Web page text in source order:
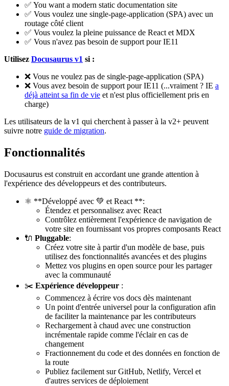
✅ You want a modern static documentation site
✅ Vous voulez une single-page-application (SPA) avec un
routage côté client
✅ Vous voulez la pleine puissance de React et MDX
✅ Vous n'avez pas besoin de support pour IE11
Utilisez Docusaurus v1 si :
❌ Vous ne voulez pas de single-page-application (SPA)
❌ Vous avez besoin de support pour IE11 (...vraiment ? IE a
déjà atteint sa fin de vie et n'est plus officiellement pris en
charge)
Les utilisateurs de la v1 qui cherchent à passer à la v2+ peuvent
suivre notre guide de migration.
Fonctionnalités
Docusaurus est construit en accordant une grande attention à
l'expérience des développeurs et des contributeurs.
⚛️ **Développé avec 💚 et React **:
Étendez et personnalisez avec React
Contrôlez entièrement l'expérience de navigation de
votre site en fournissant vos propres composants React
🔌 Pluggable:
Créez votre site à partir d'un modèle de base, puis
utilisez des fonctionnalités avancées et des plugins
Mettez vos plugins en open source pour les partager
avec la communauté
✂️ Expérience développeur :
Commencez à écrire vos docs dès maintenant
Un point d'entrée universel pour la configuration afin
de faciliter la maintenance par les contributeurs
Rechargement à chaud avec une construction
incrémentale rapide comme l'éclair en cas de
changement
Fractionnement du code et des données en fonction de
la route
Publiez facilement sur GitHub, Netlify, Vercel et
d'autres services de déploiement